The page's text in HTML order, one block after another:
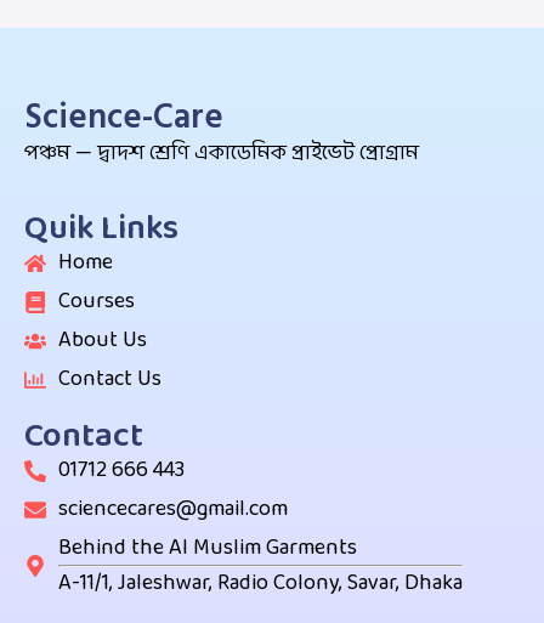
Science-Care
পঞ্চম — দ্বাদশ শ্রেণি একাডেমিক প্রাইভেট প্রোগ্রাম
Quik Links
Home
Courses
About Us
Contact Us
Contact
01712 666 443
sciencecares@gmail.com
Behind the Al Muslim Garments
A-11/1, Jaleshwar, Radio Colony, Savar, Dhaka